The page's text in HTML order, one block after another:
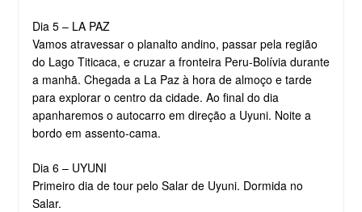
Dia 5 – LA PAZ
Vamos atravessar o planalto andino, passar pela região
do Lago Titicaca, e cruzar a fronteira Peru-Bolívia durante
a manhã. Chegada a La Paz à hora de almoço e tarde
para explorar o centro da cidade. Ao final do dia
apanharemos o autocarro em direção a Uyuni. Noite a
bordo em assento-cama.
Dia 6 – UYUNI
Primeiro dia de tour pelo Salar de Uyuni. Dormida no
Salar.